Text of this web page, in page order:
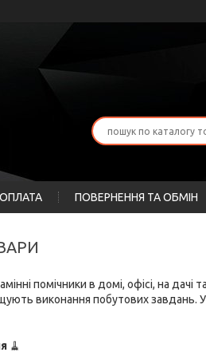
ПОВЕРНЕННЯ ТА ОБМІН
помічники в домі, офісі, на
виконання побутових
🧹